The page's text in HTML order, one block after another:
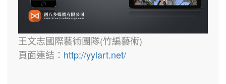
王文志國際藝術團隊(竹編藝術)
頁面連結： http://yylart.net/